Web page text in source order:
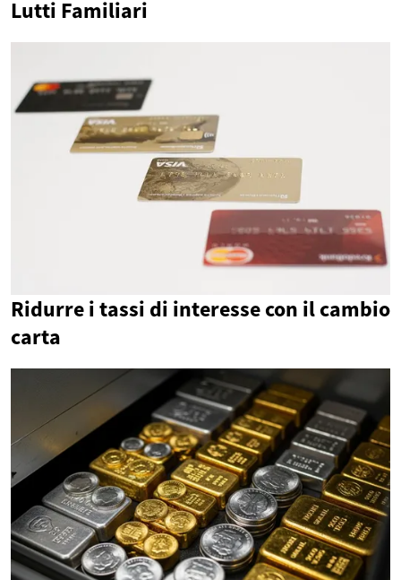
Lutti Familiari
Ridurre i tassi di interesse con il cambio
carta